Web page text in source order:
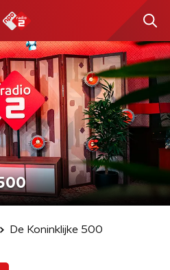
De Koninklijke 500